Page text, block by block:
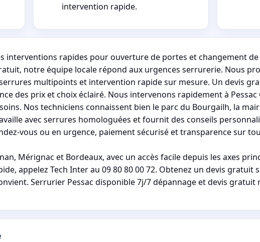
intervention rapide.
interventions rapides pour ouverture de portes et changement
notre équipe locale répond aux urgences serrurerie. Nous
multipoints et intervention rapide sur mesure. Un devis
des prix et choix éclairé. Nous intervenons rapidement à Pessac
Nos techniciens connaissent bien le parc du Bourgailh, la
avec serrures homologuées et fournit des conseils
vous ou en urgence, paiement sécurisé et transparence sur
Mérignac et Bordeaux, avec un accès facile depuis les axes
appelez Tech Inter au 09 80 80 00 72. Obtenez un devis gratuit
Serrurier Pessac disponible 7j/7 dépannage et devis